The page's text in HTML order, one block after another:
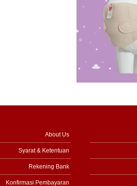
About Us
Syarat & Ketentuan
Rekening Bank
Konfirmasi Pembayaran